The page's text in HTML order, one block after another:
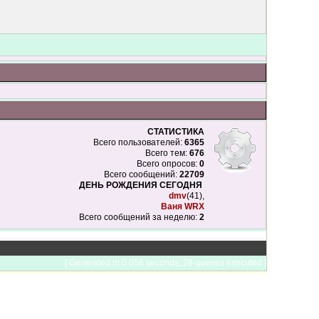
СТАТИСТИКА
Всего пользователей: 6365
Всего тем: 676
Всего опросов: 0
Всего сообщений: 22709
ДЕНЬ РОЖДЕНИЯ СЕГОДНЯ
dmv(41),
Ваня WRX
Всего сообщений за неделю: 2
[ Generated in 0.058 seconds, 28 queries executed ]